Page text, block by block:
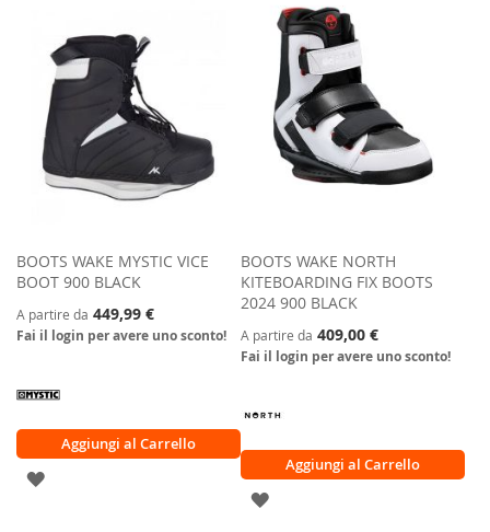
DESIDERI
LISTA
DESIDERI
BOOTS WAKE MYSTIC VICE
BOOT 900 BLACK
A partire da 449,99 €
Fai il login per avere uno sconto!
Aggiungi al Carrello
AGGIUNGI
BOOTS WAKE NORTH
KITEBOARDING FIX BOOTS
2024 900 BLACK
A partire da 409,00 €
Fai il login per avere uno sconto!
Aggiungi al Carrello
AGGIUNGI